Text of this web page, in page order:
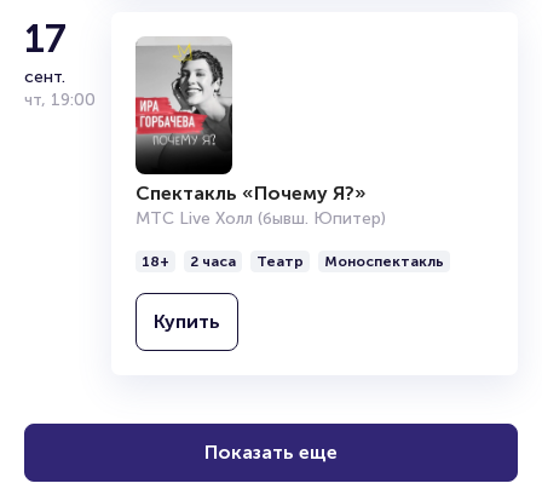
17
сент.
чт, 19:00
Спектакль «Почему Я?»
МТС Live Холл (бывш. Юпитер)
18+ 2 часа Театр Моноспектакль
Купить
Показать еще